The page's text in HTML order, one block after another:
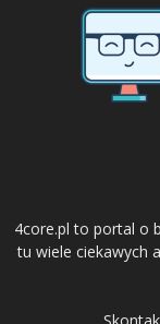
4core.pl to portal o
tu wiele ciekawych